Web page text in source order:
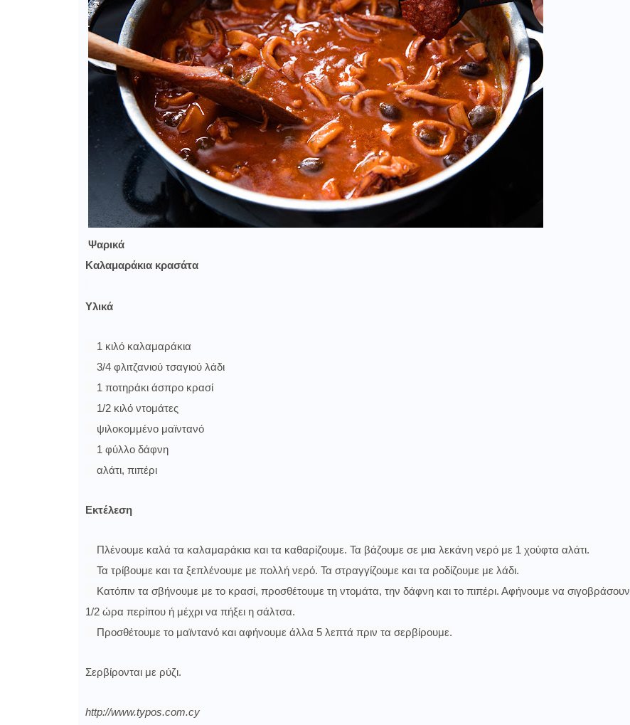
Ψαρικά
Καλαμαράκια κρασάτα
Υλικά
1 κιλό καλαμαράκια
3/4 φλιτζανιού τσαγιού λάδι
1 ποτηράκι άσπρο κρασί
1/2 κιλό ντομάτες
ψιλοκομμένο μαϊντανό
1 φύλλο δάφνη
αλάτι, πιπέρι
Εκτέλεση
Πλένουμε καλά τα καλαμαράκια και τα καθαρίζουμε. Τα βάζουμε σε μια λεκάνη νερό με 1 χούφτα αλάτι.
Τα τρίβουμε και τα ξεπλένουμε με πολλή νερό. Τα στραγγίζουμε και τα ροδίζουμε με λάδι.
Κατόπιν τα σβήνουμε με το κρασί, προσθέτουμε τη ντομάτα, την δάφνη και το πιπέρι. Αφήνουμε να σιγοβράσουν
1/2 ώρα περίπου ή μέχρι να πήξει η σάλτσα.
Προσθέτουμε το μαϊντανό και αφήνουμε άλλα 5 λεπτά πριν τα σερβίρουμε.
Σερβίρονται με ρύζι.
http://www.typos.com.cy